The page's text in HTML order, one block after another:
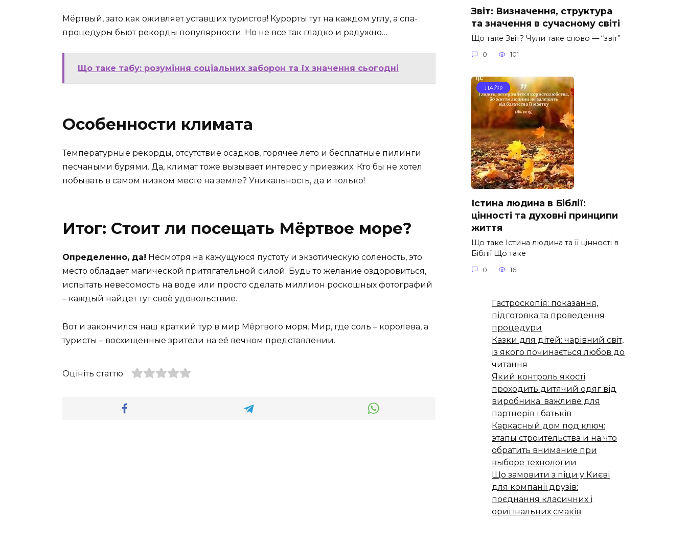
Мёртвый, зато как оживляет уставших туристов! Курорты тут на каждом углу, а спа-
процедуры бьют рекорды популярности. Но не все так гладко и радужно…
Що таке табу: розуміння соціальних заборон та їх значення сьогодні
Особенности климата
Температурные рекорды, отсутствие осадков, горячее лето и бесплатные пилинги
песчаными бурями. Да, климат тоже вызывает интерес у приезжих. Кто бы не хотел
побывать в самом низком месте на земле? Уникальность, да и только!
Итог: Стоит ли посещать Мёртвое море?
Определенно, да! Несмотря на кажущуюся пустоту и экзотическую соленость, это
место обладает магической притягательной силой. Будь то желание оздоровиться,
испытать невесомость на воде или просто сделать миллион роскошных фотографий
– каждый найдет тут своё удовольствие.
Вот и закончился наш краткий тур в мир Мёртвого моря. Мир, где соль – королева, а
туристы – восхищенные зрители на её вечном представлении.
Оцініть статтю
Звіт: Визначення, структура
та значення в сучасному світі
Що таке Звіт? Чули таке слово — “звіт”
0 101
ЛАЙФ
Істина людина в Біблії:
цінності та духовні принципи
життя
Що таке Істина людина та її цінності в
Біблії Що таке
0 16
Гастроскопія: показання,
підготовка та проведення
процедури
Казки для дітей: чарівний світ,
із якого починається любов до
читання
Який контроль якості
проходить дитячий одяг від
виробника: важливе для
партнерів і батьків
Каркасный дом под ключ:
этапы строительства и на что
обратить внимание при
выборе технологии
Що замовити з піци у Києві
для компанії друзів:
поєднання класичних і
оригінальних смаків